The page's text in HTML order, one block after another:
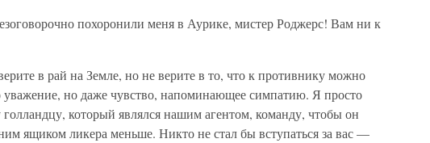
похоронили меня в Аурике, мистер Роджерс! Вам ни к
в рай на Земле, но не верите в то, что к противнику можно
уважение, но даже чувство, напоминающее симпатию. Я просто
который являлся нашим агентом, команду, чтобы он
ящиком ликера меньше. Никто не стал бы вступаться за вас —